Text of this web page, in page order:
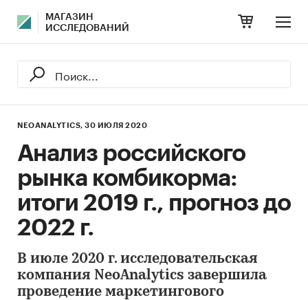
МАГАЗИН
ИССЛЕДОВАНИЙ
NEOANALYTICS, 30 ИЮЛЯ 2020
Анализ российского
рынка комбикорма:
итоги 2019 г., прогноз до
2022 г.
В июле 2020 г. исследовательская
компания NeoAnalytics завершила
проведение маркетингового